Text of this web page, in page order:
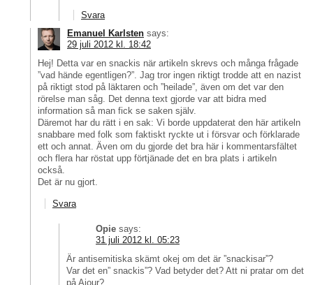
Svara
Emanuel Karlsten says:
29 juli 2012 kl. 18:42
Hej! Detta var en snackis när artikeln skrevs och många frågade
”vad hände egentligen?”. Jag tror ingen riktigt trodde att en nazist
på riktigt stod på läktaren och ”heilade”, även om det var den
rörelse man såg. Det denna text gjorde var att bidra med
information så man fick se saken själv.
Däremot har du rätt i en sak: Vi borde uppdaterat den här artikeln
snabbare med folk som faktiskt ryckte ut i försvar och förklarade
ett och annat. Även om du gjorde det bra här i kommentarsfältet
och flera har röstat upp förtjänade det en bra plats i artikeln
också.
Det är nu gjort.
Svara
Opie says:
31 juli 2012 kl. 05:23
Är antisemitiska skämt okej om det är ”snackisar”?
Var det en” snackis”? Vad betyder det? Att ni pratar om det
på Ajour?